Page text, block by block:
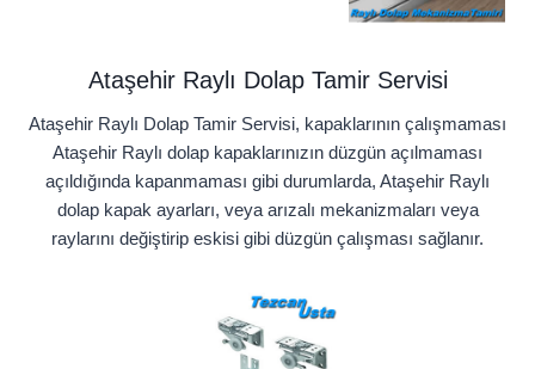
Ataşehir Raylı Dolap Tamir Servisi
Ataşehir Raylı Dolap Tamir Servisi, kapaklarının çalışmaması
Ataşehir Raylı dolap kapaklarınızın düzgün açılmaması
açıldığında kapanmaması gibi durumlarda, Ataşehir Raylı
dolap kapak ayarları, veya arızalı mekanizmaları veya
raylarını değiştirip eskisi gibi düzgün çalışması sağlanır.